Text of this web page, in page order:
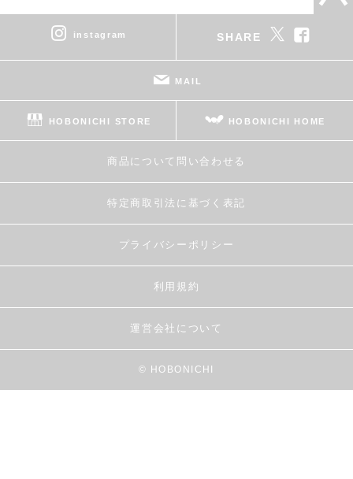
instagram SHARE
MAIL
HOBONICHI STORE HOBONICHI HOME
商品について問い合わせる
特定商取引法に基づく表記
プライバシーポリシー
利用規約
運営会社について
© HOBONICHI